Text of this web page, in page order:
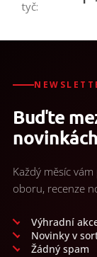
tyč:
Buďte
novinkách
Každý měsíc
oboru, recenze
Výhradní
Novinky v
Žádný spam